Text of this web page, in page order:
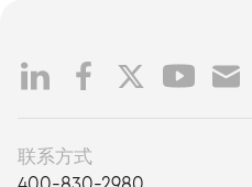
联系方式